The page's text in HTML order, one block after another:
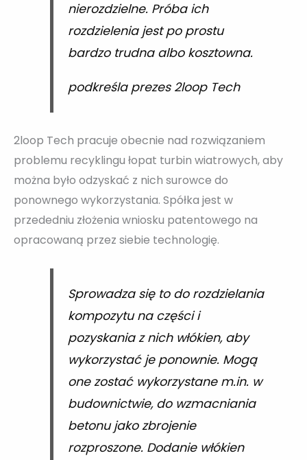
nierozdzielne. Próba ich
rozdzielenia jest po prostu
bardzo trudna albo kosztowna.
podkreśla prezes 2loop Tech
2loop Tech pracuje obecnie nad rozwiązaniem
problemu recyklingu łopat turbin wiatrowych, aby
można było odzyskać z nich surowce do
ponownego wykorzystania. Spółka jest w
przededniu złożenia wniosku patentowego na
opracowaną przez siebie technologię.
Sprowadza się to do rozdzielania
kompozytu na części i
pozyskania z nich włókien, aby
wykorzystać je ponownie. Mogą
one zostać wykorzystane m.in. w
budownictwie, do wzmacniania
betonu jako zbrojenie
rozproszone. Dodanie włókien